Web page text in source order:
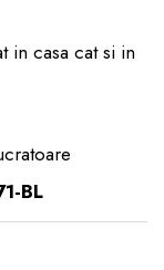
in casa cat si in
BL